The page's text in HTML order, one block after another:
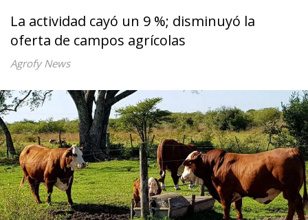
La actividad cayó un 9 %; disminuyó la
oferta de campos agrícolas
Agrofy News